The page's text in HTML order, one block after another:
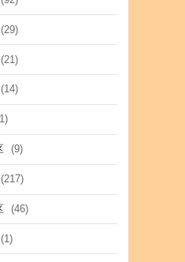
(29)
(21)
(14)
(9)
(217)
(46)
(1)